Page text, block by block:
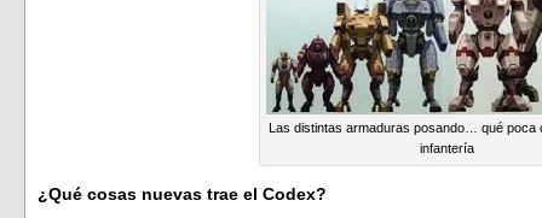
Las distintas armaduras posando… qué poca
infantería
¿Qué cosas nuevas trae el Codex?